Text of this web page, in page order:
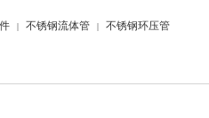
| 不锈钢流体管 | 不锈钢环压管